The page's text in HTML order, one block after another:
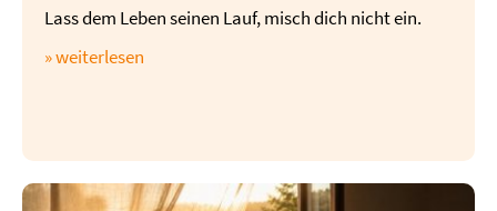
Lass dem Leben seinen Lauf, misch dich nicht ein.
» weiterlesen